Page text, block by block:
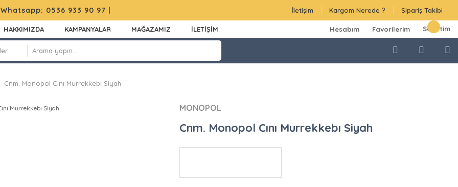
Whatsapp: 0536 933 90 97 | İletişim Kargom Nerede ? Sipariş Takibi
HAKKIMIZDA KAMPANYALAR MAĞAZAMIZ İLETİŞİM Hesabım Favorilerim Sepetim
Cnm. Monopol Cını Murrekkebı Siyah
MONOPOL
Cnm. Monopol Cını Murrekkebı Siyah